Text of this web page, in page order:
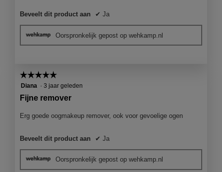
Beveelt dit product aan ✔ Ja
Oorspronkelijk gepost op wehkamp.nl
☆☆☆☆☆
☆☆☆☆☆
5
sterren.
Diana · 3 jaar geleden
Fijne remover
Erg goede oogmakeup remover, ook voor gevoelige ogen
Beveelt dit product aan ✔ Ja
Oorspronkelijk gepost op wehkamp.nl